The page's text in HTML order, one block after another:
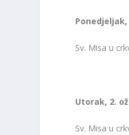
Sv. Misa u
Utorak, 2.
Sv. Misa u